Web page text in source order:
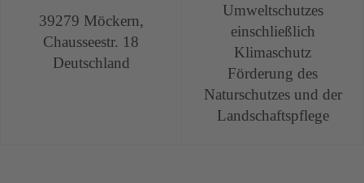
39279 Möckern,
Chausseestr. 18
Deutschland
Umweltschutzes
einschließlich
Klimaschutz
Förderung des
Naturschutzes und der
Landschaftspflege